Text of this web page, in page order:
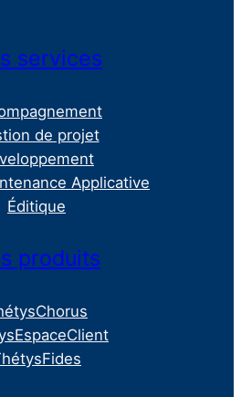
services
de projet
Applicative
Éditique
produits